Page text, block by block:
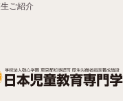
ご紹介